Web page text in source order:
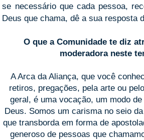
se necessário que cada pessoa,
Deus que chama, dê a sua resposta
O que a Comunidade te diz
moderadora neste
A Arca da Aliança, que você
retiros, pregações, pela arte ou
geral, é uma vocação, um modo
Deus. Somos um carisma no seio
que transborda em forma de
generoso de pessoas que